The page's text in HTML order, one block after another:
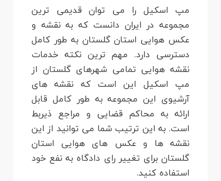
مپ اسکیل را می توان قدیمی ترین
مجموعه در ایران دانست که به نقشه و
عکس هوایی استان گلستان به طور کامل
دسترسی دارد. مهم ترین نکته خدمات
نقشه هوایی تمامی شهرهای گلستان از
مپ اسکیل این است که نقشه های
آرشیوی این مجموعه به طور کامل قابل
ارائه به محاکم قضایی و مراجع ذیربط
است. به این ترتیب شما می توانید از این
نقشه ها و عکس های هوایی استان
گلستان برای تغییر رای دادگاه به نفع خود
استفاده کنید.